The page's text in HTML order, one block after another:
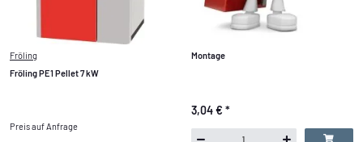
Fröling
Fröling PE1 Pellet 7 kW
Preis auf Anfrage
Montage
3,04 € *